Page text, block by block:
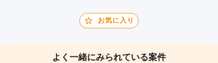
お気に入り
よく一緒にみられている案件